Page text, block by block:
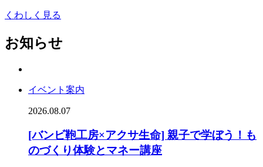
くわしく見る
お知らせ
イベント案内
2026.08.07
[バンビ鞄工房×アクサ生命] 親子で学ぼう！も
のづくり体験とマネー講座